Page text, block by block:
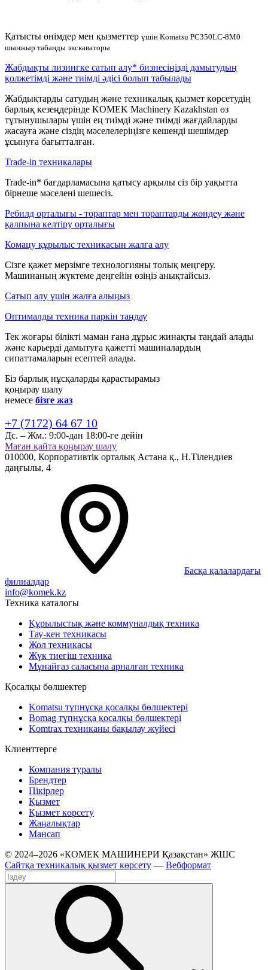
Қатысты өнімдер мен қызметтер үшін Komatsu PC350LC-8M0
шынжыр табанды экскаваторы
Жабдықты лизингке сатып алу* бизнесіңізді дамытудың
қолжетімді және тиімді әдісі болып табылады
Жабдықтарды сатудың және техникалық қызмет көрсетудің
барлық кезеңдерінде KOMEK Machinery Kazakhstan өз
тұтынушылары үшін ең тиімді және тиімді жағдайларды
жасауға және сіздің мәселелеріңізге кешенді шешімдер
ұсынуға бағытталған.
Trade-in техникалары
Trade-in* бағдарламасына қатысу арқылы сіз бір уақытта
бірнеше мәселені шешесіз.
Ребилд орталығы - тораптар мен тораптарды жөндеу және
қалпына келтіру орталығы
Комацу құрылыс техникасын жалға алу
Сізге қажет мерзімге технологияны толық меңгеру.
Машинаның жүктеме деңгейін өзіңіз анықтайсыз.
Сатып алу үшін жалға алыңыз
Оптималды техника паркін таңдау
Тек жоғары білікті маман ғана дұрыс жинақты таңдай алады
және карьерді дамытуға қажетті машиналардың
сипаттамаларын есептей алады.
Біз барлық нұсқаларды қарастырамыз
қоңырау шалу
немесе бізге жаз
+7 (7172) 64 67 10
Дс. – Жм.: 9:00-дан 18:00-ге дейін
Маған қайта қоңырау шалу
010000, Корпоративтік орталық Астана қ., Н.Тілендиев
даңғылы, 4
Басқа қалалардағы
филиалдар
info@komek.kz
Техника каталогы
Құрылыстық және коммуналдық техника
Тау-кен техникасы
Жол техникасы
Жүк тиегіш техника
Мұнайгаз саласына арналған техника
Қосалқы бөлшектер
Komatsu түпнұсқа қосалқы бөлшектері
Bomag түпнұсқа қосалқы бөлшектері
Komtrax техниканы бақылау жүйесі
Клиенттерге
Компания туралы
Брендтер
Пікірлер
Қызмет
Қызмет көрсету
Жаңалықтар
Мансап
© 2024–2026 «КОМЕК МАШИНЕРИ Қазақстан» ЖШС
Сайтқа техникалық қызмет көрсету — Вебформат